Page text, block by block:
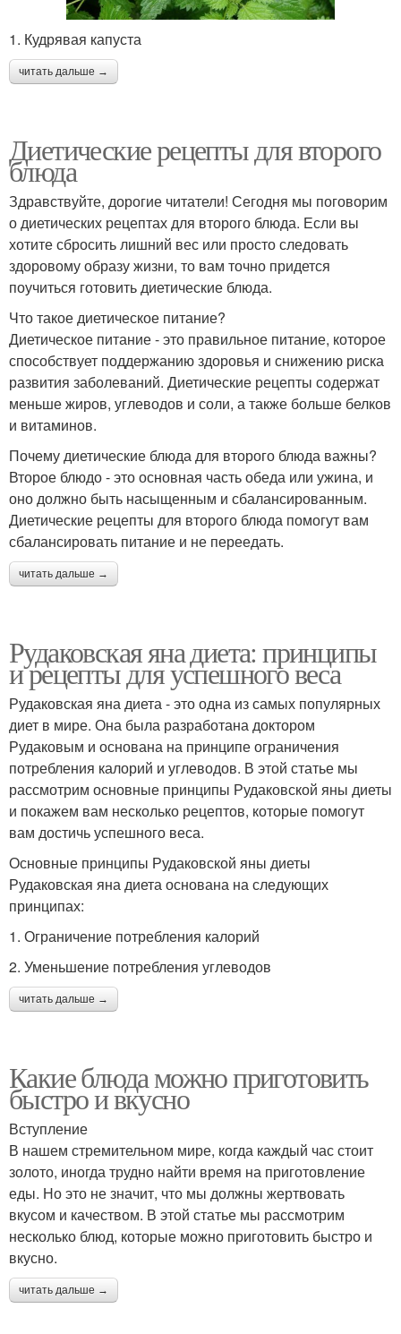
1. Кудрявая капуста
читать дальше →
Диетические рецепты для второго
блюда
Здравствуйте, дорогие читатели! Сегодня мы поговорим
о диетических рецептах для второго блюда. Если вы
хотите сбросить лишний вес или просто следовать
здоровому образу жизни, то вам точно придется
поучиться готовить диетические блюда.
Что такое диетическое питание?
Диетическое питание - это правильное питание, которое
способствует поддержанию здоровья и снижению риска
развития заболеваний. Диетические рецепты содержат
меньше жиров, углеводов и соли, а также больше белков
и витаминов.
Почему диетические блюда для второго блюда важны?
Второе блюдо - это основная часть обеда или ужина, и
оно должно быть насыщенным и сбалансированным.
Диетические рецепты для второго блюда помогут вам
сбалансировать питание и не переедать.
читать дальше →
Рудаковская яна диета: принципы
и рецепты для успешного веса
Рудаковская яна диета - это одна из самых популярных
диет в мире. Она была разработана доктором
Рудаковым и основана на принципе ограничения
потребления калорий и углеводов. В этой статье мы
рассмотрим основные принципы Рудаковской яны диеты
и покажем вам несколько рецептов, которые помогут
вам достичь успешного веса.
Основные принципы Рудаковской яны диеты
Рудаковская яна диета основана на следующих
принципах:
1. Ограничение потребления калорий
2. Уменьшение потребления углеводов
читать дальше →
Какие блюда можно приготовить
быстро и вкусно
Вступление
В нашем стремительном мире, когда каждый час стоит
золото, иногда трудно найти время на приготовление
еды. Но это не значит, что мы должны жертвовать
вкусом и качеством. В этой статье мы рассмотрим
несколько блюд, которые можно приготовить быстро и
вкусно.
читать дальше →